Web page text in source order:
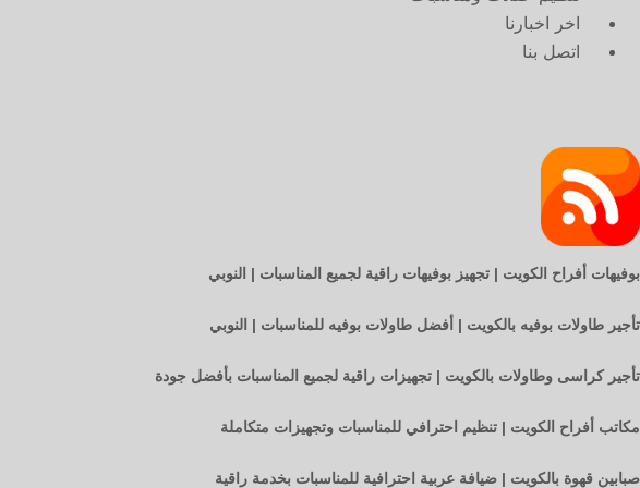
اخر اخبارنا
اتصل بنا
بوفيهات أفراح الكويت | تجهيز بوفيهات راقية لجميع المناسبات | النوبي
تأجير طاولات بوفيه بالكويت | أفضل طاولات بوفيه للمناسبات | النوبي
تأجير كراسى وطاولات بالكويت | تجهيزات راقية لجميع المناسبات بأفضل جودة
مكاتب أفراح الكويت | تنظيم احترافي للمناسبات وتجهيزات متكاملة
صبابين قهوة بالكويت | ضيافة عربية احترافية للمناسبات بخدمة راقية